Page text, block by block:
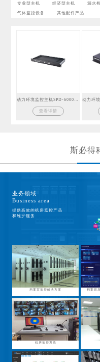
专业型主机 经济型主机 漏水
气体监控设备 其他配件产品
查看详情
斯必得
业务领域
Business area
提供高效的机房监控产品
和维护服务
档案室监控解决方案 档案馆
机房监控系统